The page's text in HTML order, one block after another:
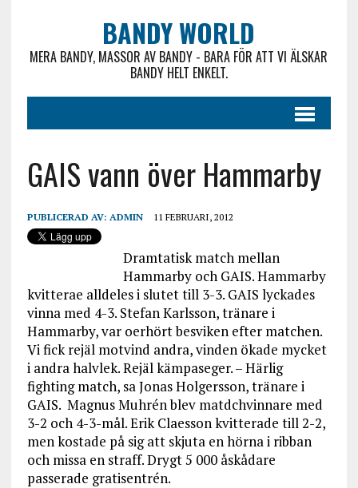
BANDY WORLD
MERA BANDY, MASSOR AV BANDY - BARA FÖR ATT VI ÄLSKAR
BANDY HELT ENKELT.
GAIS vann över Hammarby
PUBLICERAD AV: ADMIN 11 FEBRUARI, 2012
Dramtatisk match mellan
Hammarby och GAIS. Hammarby
kvitterae alldeles i slutet till 3-3. GAIS lyckades
vinna med 4-3. Stefan Karlsson, tränare i
Hammarby, var oerhört besviken efter matchen.
Vi fick rejäl motvind andra, vinden ökade mycket
i andra halvlek. Rejäl kämpaseger. – Härlig
fighting match, sa Jonas Holgersson, tränare i
GAIS. Magnus Muhrén blev matdchvinnare med
3-2 och 4-3-mål. Erik Claesson kvitterade till 2-2,
men kostade på sig att skjuta en hörna i ribban
och missa en straff. Drygt 5 000 åskådare
passerade gratisentrén.